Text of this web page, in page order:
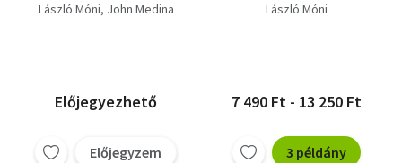
László Móni John Medina
Előjegyezhető
Előjegyzem
László Móni
7 490 Ft - 13 250 Ft
3 példány